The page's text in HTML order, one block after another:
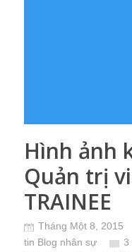
Hình ảnh
Quản trị
TRAINEE
Tháng Một 8, 2015
tin Blog nhân sự
3